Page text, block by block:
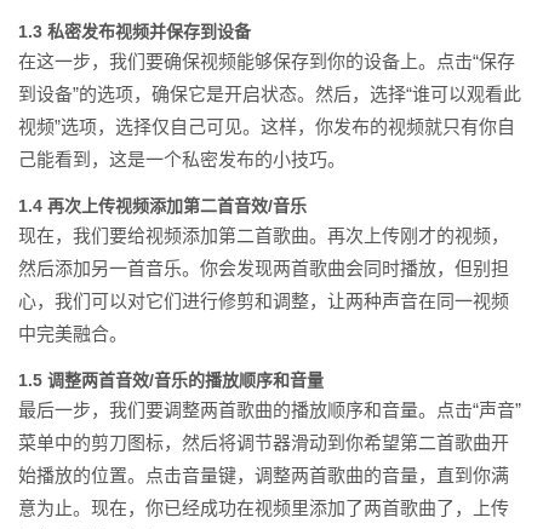
1.3 私密发布视频并保存到设备
在这一步，我们要确保视频能够保存到你的设备上。点击“保存
到设备”的选项，确保它是开启状态。然后，选择“谁可以观看此
视频”选项，选择仅自己可见。这样，你发布的视频就只有你自
己能看到，这是一个私密发布的小技巧。
1.4 再次上传视频添加第二首音效/音乐
现在，我们要给视频添加第二首歌曲。再次上传刚才的视频，
然后添加另一首音乐。你会发现两首歌曲会同时播放，但别担
心，我们可以对它们进行修剪和调整，让两种声音在同一视频
中完美融合。
1.5 调整两首音效/音乐的播放顺序和音量
最后一步，我们要调整两首歌曲的播放顺序和音量。点击“声音”
菜单中的剪刀图标，然后将调节器滑动到你希望第二首歌曲开
始播放的位置。点击音量键，调整两首歌曲的音量，直到你满
意为止。现在，你已经成功在视频里添加了两首歌曲了，上传